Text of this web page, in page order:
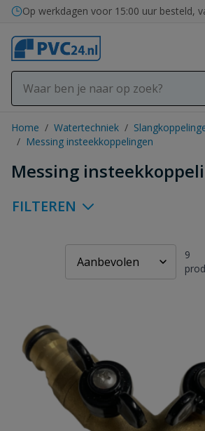
Ga naar de inhoud
Bezorging in binnen- en buitenland
Home / Watertechniek /
/ Messing insteekkoppelingen
Messing
FILTEREN
9